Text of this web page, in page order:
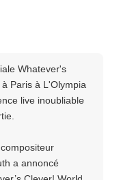
Whatever's
Paris à L'Olympia
live inoubliable
a annoncé